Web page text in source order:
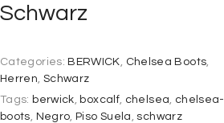
Schwarz
Categories: BERWICK, Chelsea Boots,
Herren, Schwarz
Tags: berwick, boxcalf, chelsea, chelsea-
boots, Negro, Piso Suela , schwarz